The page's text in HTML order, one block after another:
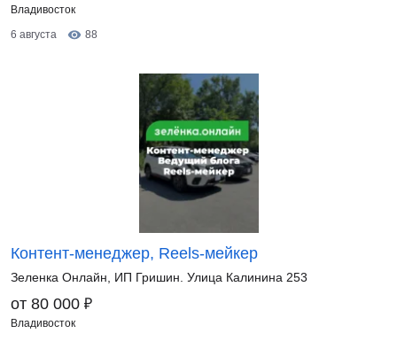
Владивосток
6 августа
88
Контент-менеджер, Reels-мейкер
Зеленка Онлайн, ИП Гришин. Улица Калинина 253
от 80 000 ₽
Владивосток